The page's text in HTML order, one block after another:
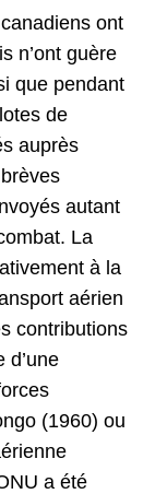
ont
n’ont guère
que pendant
de
auprès
autant
La
à la
aérien
contributions
d’une
(1960) ou
a été